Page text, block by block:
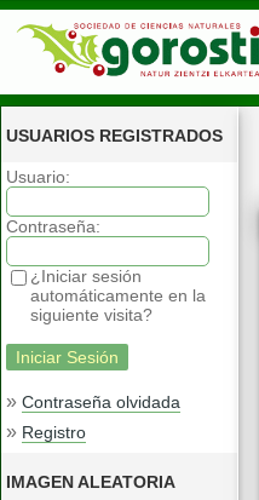
USUARIOS REGISTRADOS
Usuario:
Contraseña:
¿Iniciar sesión
automáticamente en la
siguiente visita?
» Contraseña olvidada
» Registro
IMAGEN ALEATORIA